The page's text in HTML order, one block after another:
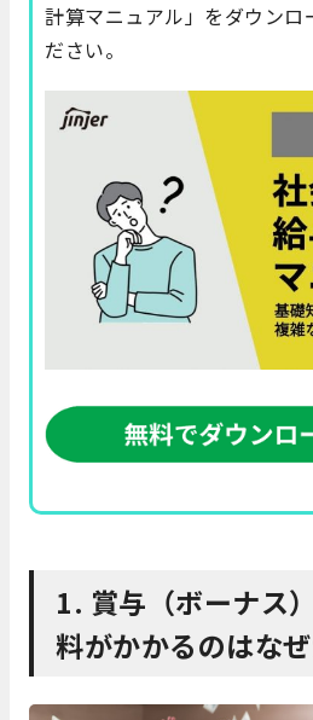
計算マニュアル」をダウンロ
ださい。
1. 賞与（ボーナス
料がかかるのはな